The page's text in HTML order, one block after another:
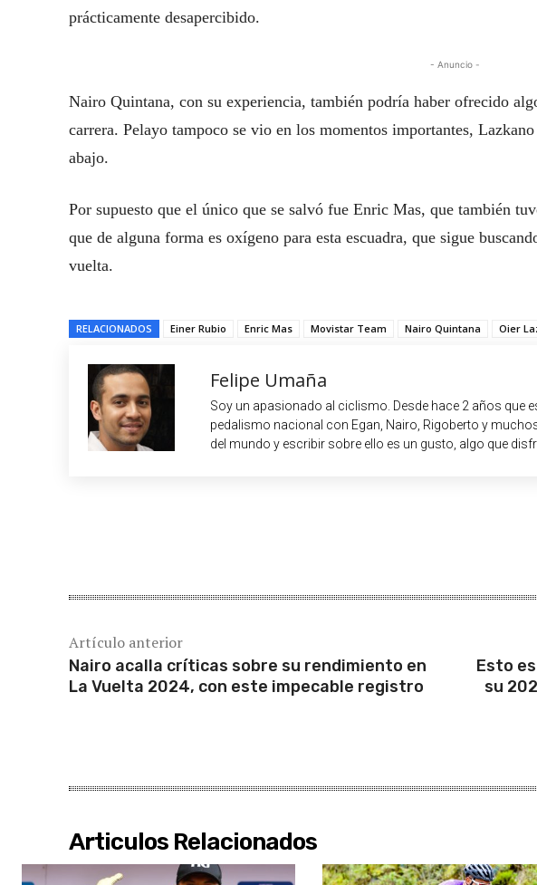
prácticamente desapercibido.
- Anuncio -
Nairo Quintana, con su experiencia, también podría haber ofrecido
carrera. Pelayo tampoco se vio en los momentos importantes,
abajo.
Por supuesto que el único que se salvó fue Enric Mas, que también
que de alguna forma es oxígeno para esta escuadra, que sigue
vuelta.
RELACIONADOS Einer Rubio Enric Mas Movistar Team Nairo Quintana Oier
Felipe Umaña
Soy un apasionado al ciclismo. Desde hace 2 años que
pedalismo nacional con Egan, Nairo, Rigoberto y
del mundo y escribir sobre ello es un gusto, algo que
Artículo anterior
Nairo acalla críticas sobre su rendimiento en
La Vuelta 2024, con este impecable registro
Esto
su
Articulos Relacionados